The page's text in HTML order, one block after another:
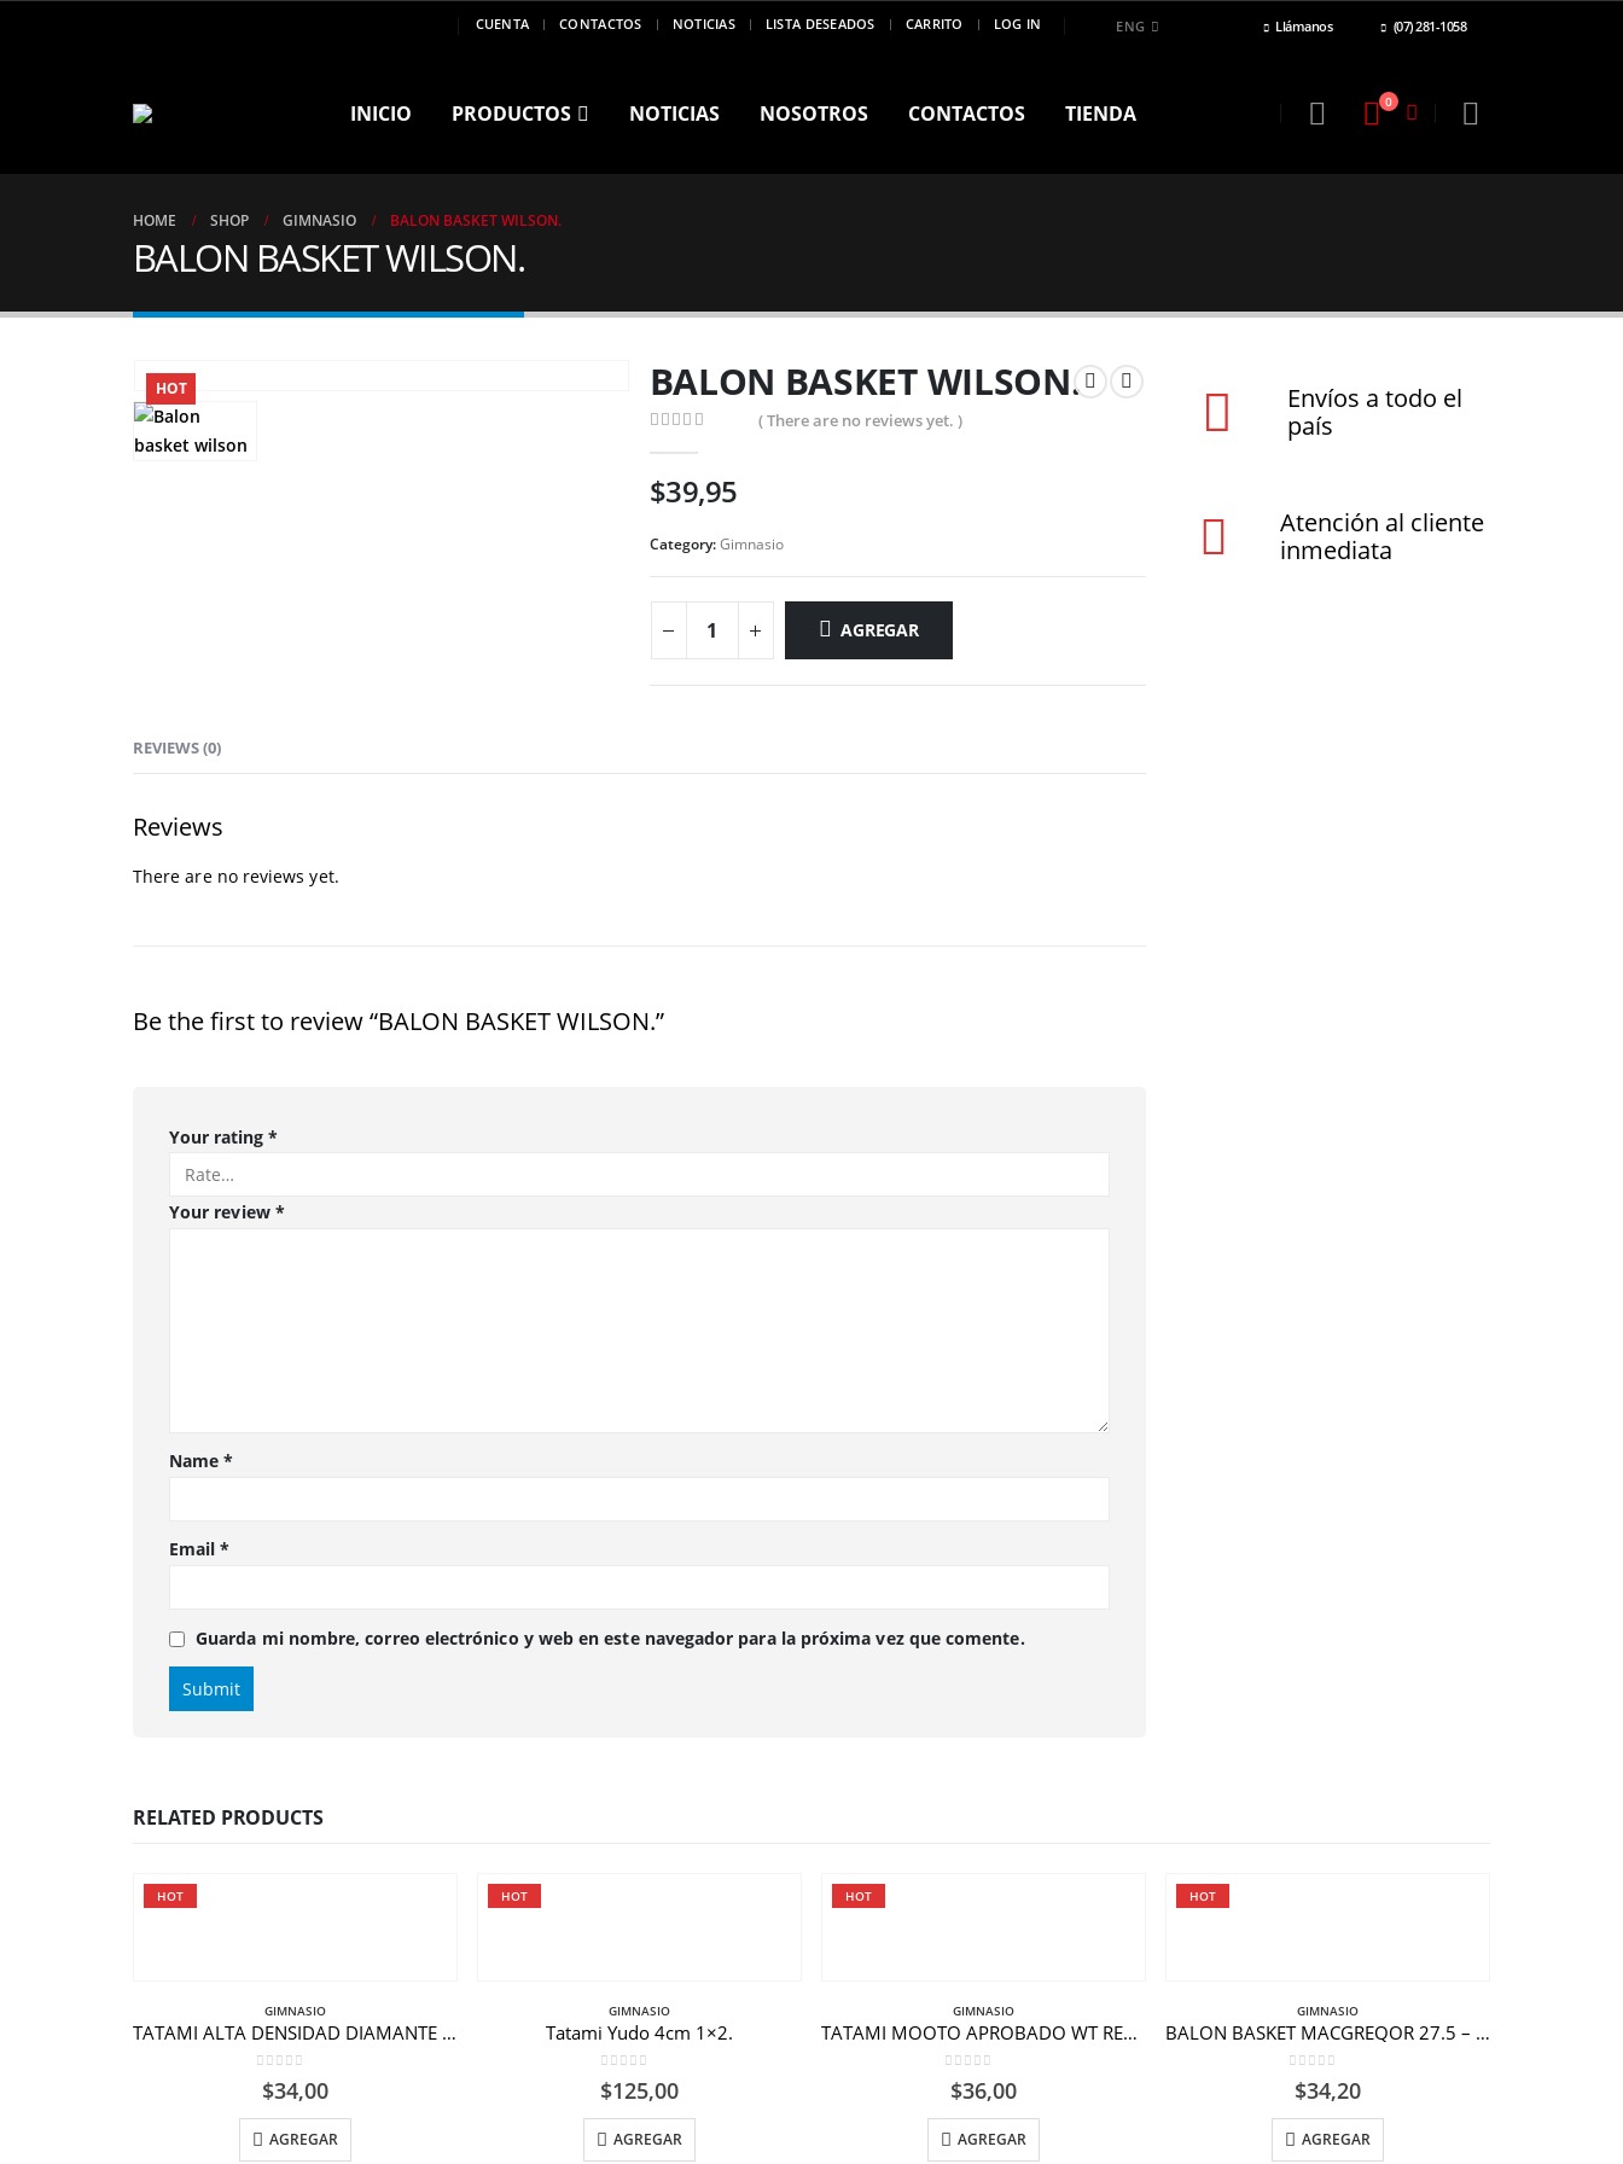
CUENTA CONTACTOS NOTICIAS LISTA DESEADOS CARRITO LOG IN ENG Llámanos (07) 281-1058
INICIO PRODUCTOS NOTICIAS NOSOTROS CONTACTOS TIENDA 0
HOME SHOP GIMNASIO BALON BASKET WILSON.
BALON BASKET WILSON.
HOT BALON BASKET WILSON.
( There are no reviews yet. )
$39,95
Category:Gimnasio
AGREGAR
REVIEWS (0)
Reviews
There are no reviews yet.
Be the first to review “BALON BASKET WILSON.”
Your rating *
Your review *
Name*
Email*
Guarda mi nombre, correo electrónico y web en este navegador para la próxima vez que comente.
Envíos a todo el
país
Atención al cliente
inmediata
RELATED PRODUCTS
HOT
GIMNASIO
TATAMI ALTA DENSIDAD DIAMANTE GRUESO ROJO-AZUL.
out of 5
$34,00
AGREGAR
HOT
GIMNASIO
Tatami Yudo 4cm 1×2.
0
$125,00
AGREGAR
HOT
GIMNASIO
TATAMI MOOTO APROBADO WT REVERSIBLE ROJO-AZUL.
out of 5
$36,00
AGREGAR
HOT
GIMNASIO
BALON BASKET MACGREQOR 27.5 – 28.5
out of 5
$34,20
AGREGAR